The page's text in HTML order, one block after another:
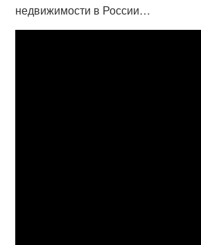
недвижимости в России…